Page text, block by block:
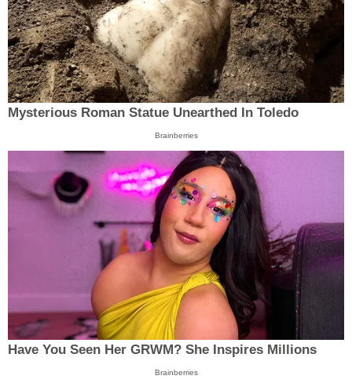
Mysterious Roman Statue Unearthed In Toledo
Brainberries
Have You Seen Her GRWM? She Inspires Millions
Brainberries